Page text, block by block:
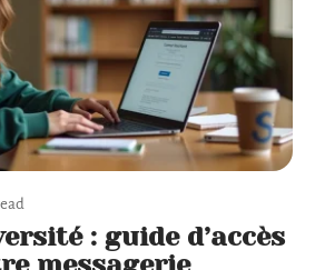
: guide d’accès